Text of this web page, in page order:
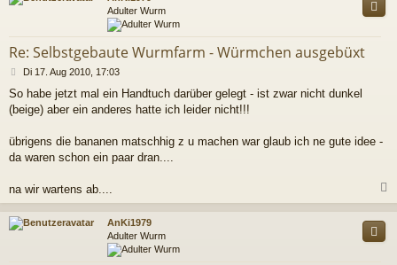
Adulter Wurm
Re: Selbstgebaute Wurmfarm - Würmchen ausgebüxt
B
i
t
a
Di 17. Aug 2010, 17:03
So habe jetzt mal ein Handtuch darüber gelegt - ist zwar nicht dunkel
(beige) aber ein anderes hatte ich leider nicht!!!
übrigens die bananen matschhig z u machen war glaub ich ne gute idee -
da waren schon ein paar dran....
na wir wartens ab....
a
AnKi1979
Adulter Wurm